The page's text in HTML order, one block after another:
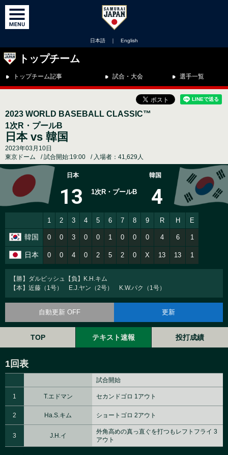
日本語 ｜ English
トップチーム
トップチーム記事 試合・大会 選手一覧
2023 WORLD BASEBALL CLASSIC™
1次R・プールB
日本 vs 韓国
2023年03月10日
東京ドーム
試合開始:19:00 入場者：41,629人
日本
13 1次R・プールB
韓国
4
1 2 3 4 5 6 7 8 9 R H E
韓国 0 0 3 0 0 1 0 0 0 4 6 1
日本 0 0 4 0 2 5 2 0 X 13 13 1
【勝】ダルビッシュ【負】K.H.キム
【本】近藤（1号） E.J.ヤン（2号） K.W.パク（1号）
自動更新 OFF 更新
TOP テキスト速報 投打成績
1回表
試合開始
1 T.エドマン セカンドゴロ 1アウト
2 Ha.S.キム ショートゴロ 2アウト
3 J.H.イ
外角高めの真っ直ぐを打つもレフトフライ 3
アウト